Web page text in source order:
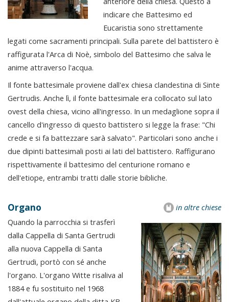
indicare che Battesimo ed
Eucaristia sono strettamente
legati come sacramenti principali. Sulla parete del battistero è
raffigurata l'Arca di Noè, simbolo del Battesimo che salva le
anime attraverso l'acqua.
Il fonte battesimale proviene dall'ex chiesa clandestina di Sinte
Gertrudis. Anche lì, il fonte battesimale era collocato sul lato
ovest della chiesa, vicino all'ingresso. In un medaglione sopra il
cancello d'ingresso di questo battistero si legge la frase: "Chi
crede e si fa battezzare sarà salvato". Particolari sono anche i
due dipinti battesimali posti ai lati del battistero. Raffigurano
rispettivamente il battesimo del centurione romano e
dell'etiope, entrambi tratti dalle storie bibliche.
in altre chiese
Organo
Quando la parrocchia si trasferì
dalla Cappella di Santa Gertrudi
alla nuova Cappella di Santa
Gertrudi, portò con sé anche
l'organo. L'organo Witte risaliva al
1884 e fu sostituito nel 1968